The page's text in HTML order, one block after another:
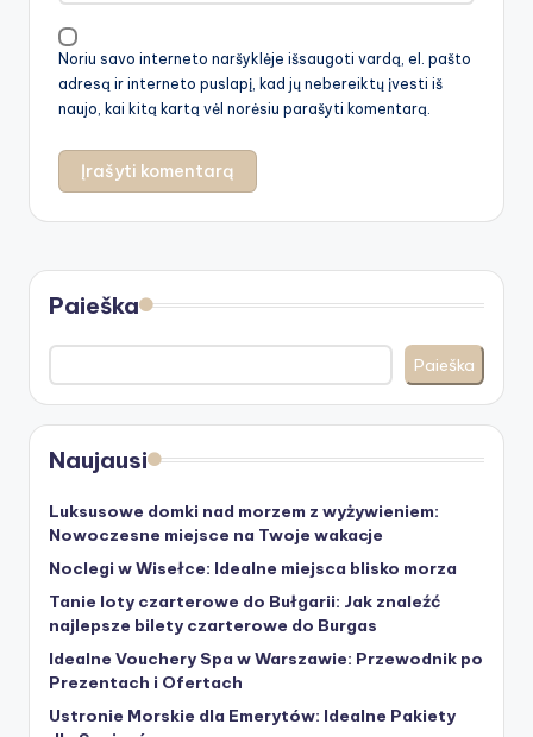
Noriu savo interneto naršyklėje išsaugoti vardą, el. pašto
adresą ir interneto puslapį, kad jų nebereiktų įvesti iš
naujo, kai kitą kartą vėl norėsiu parašyti komentarą.
Paieška
Paieška
Naujausi
Luksusowe domki nad morzem z wyżywieniem:
Nowoczesne miejsce na Twoje wakacje
Noclegi w Wisełce: Idealne miejsca blisko morza
Tanie loty czarterowe do Bułgarii: Jak znaleźć
najlepsze bilety czarterowe do Burgas
Idealne Vouchery Spa w Warszawie: Przewodnik po
Prezentach i Ofertach
Ustronie Morskie dla Emerytów: Idealne Pakiety